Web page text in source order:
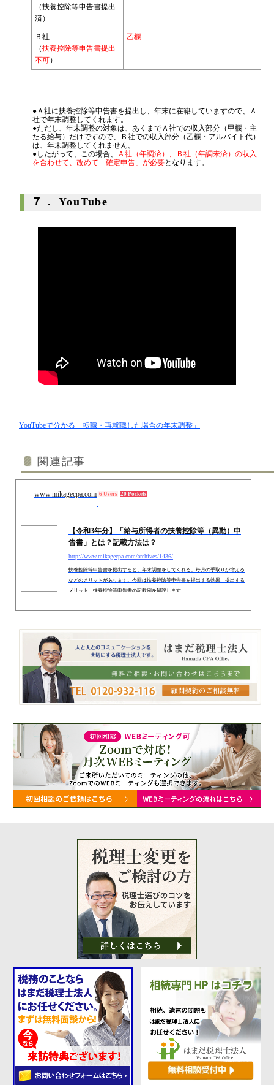
（扶養控除等申告書提出
済）
Ｂ社
（扶養控除等申告書提出
不可）
乙欄
●Ａ社に扶養控除等申告書を提出し、年末に在籍していますので、Ａ
社で年末調整してくれます。
●ただし、年末調整の対象は、あくまでＡ社での収入部分（甲欄・主
たる給与）だけですので、Ｂ社での収入部分（乙欄・アルバイト代）
は、年末調整してくれません。
●したがって、この場合、
Ａ社（年調済）、Ｂ社（年調未済）の収入
を合わせて、改めて「確定申告」が必要となります。
７． YouTube
YouTubeで分かる「転職・再就職した場合の年末調整」
関連記事
www.mikagecpa.com 6 Users 20 Pockets
【令和3年分】「給与所得者の扶養控除等（異動）申
告書」とは？記載方法は？
http://www.mikagecpa.com/archives/1436/
扶養控除等申告書を提出すると、年末調整をしてくれる、毎月の手取りが増える
などのメリットがあります。今回は扶養控除等申告書を提出する効果、提出する
メリット、扶養控除等申告書の記載例を解説します。